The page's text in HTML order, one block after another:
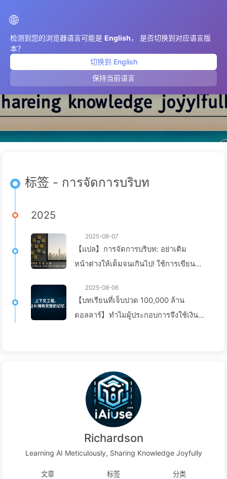
🌐
检测到您的浏览器语言可能是 English， 是否切换到对应语言版
本？
切换到 English
保持当前语言
การจัดการบริบท
标签 - การจัดการบริบท
2025
2025-08-07
【แปล】การจัดการบริบท: อย่าเติม
หน้าต่างให้เต็มจนเกินไป! ใช้การเขียน
อย่างมีระเบียบ เพื่อป้องกันการรบกวนจาก
เรียนรู้ AI แบบช้า ๆ
2025-08-06
【บทเรียนที่เจ็บปวด 100,000 ล้าน
ดอลลาร์】ทำไมผู้ประกอบการจึงใช้เงิน
รู้ AI ช้าๆ 169
Richardson
Learning AI Meticulously, Sharing Knowledge Joyfully
文章 标签 分类